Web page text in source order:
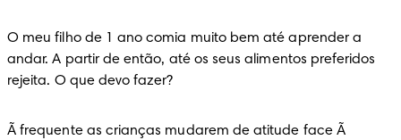
O meu filho de 1 ano comia muito bem até aprender a
andar. A partir de então, até os seus alimentos preferidos
rejeita. O que devo fazer?
Ã frequente as crianças mudarem de atitude face Ã